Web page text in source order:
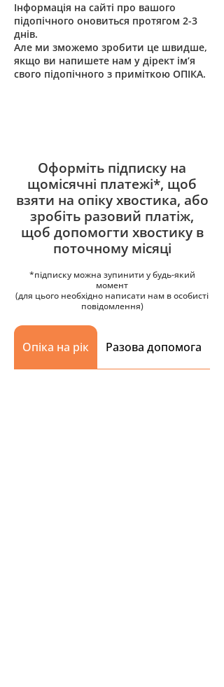
Інформація на сайті про вашого
підопічного оновиться протягом 2-3
днів.
Але ми зможемо зробити це швидше,
якщо ви напишете нам у дірект ім’я
свого підопічного з приміткою ОПІКА.
Оформіть підписку на
щомісячні платежі*, щоб
взяти на опіку хвостика, або
зробіть разовий платіж,
щоб допомогти хвостику в
поточному місяці
*підписку можна зупинити у будь-який
момент
(для цього необхідно написати нам в особисті
повідомлення)
Опіка на рік Разова допомога